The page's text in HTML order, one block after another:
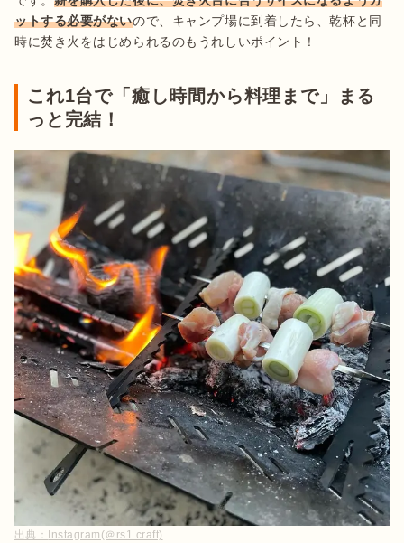
ットする必要がないので、キャンプ場に到着したら、乾杯と同
時に焚き火をはじめられるのもうれしいポイント！
これ1台で「癒し時間から料理まで」まる
っと完結！
出典： Instagram(＠rs1.craft)